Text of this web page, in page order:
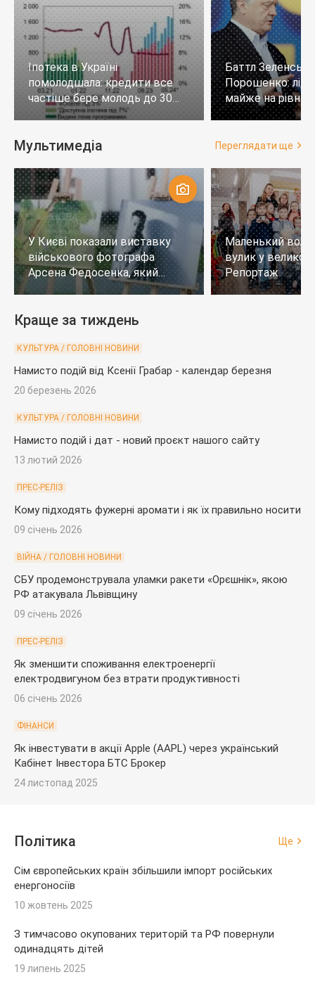
Іпотека в Україні
помолодшала: кредити все
частіше бере молодь до 30
років
Баттл
Порошенко:
майже на
тих, хто не
Мультимедіа Переглядати ще
У Києві показали виставку
військового фотографа
Арсена Федосенка, який
загинув на війні
Маленький
вулик у
Репортаж
Краще за тиждень
КУЛЬТУРА / ГОЛОВНІ НОВИНИ
Намисто подій від Ксенії Грабар - календар березня
20 березень 2026
КУЛЬТУРА / ГОЛОВНІ НОВИНИ
Намисто подій і дат - новий проєкт нашого сайту
13 лютий 2026
ПРЕС-РЕЛІЗ
Кому підходять фужерні аромати і як їх правильно носити
09 січень 2026
ВІЙНА / ГОЛОВНІ НОВИНИ
СБУ продемонструвала уламки ракети «Орєшнік», якою
РФ атакувала Львівщину
09 січень 2026
ПРЕС-РЕЛІЗ
Як зменшити споживання електроенергії
електродвигуном без втрати продуктивності
06 січень 2026
ФІНАНСИ
Як інвестувати в акції Apple (AAPL) через український
Кабінет Інвестора БТС Брокер
24 листопад 2025
Політика Ще
Сім європейських країн збільшили імпорт російських
енергоносіїв
10 жовтень 2025
З тимчасово окупованих територій та РФ повернули
одинадцять дітей
19 липень 2025